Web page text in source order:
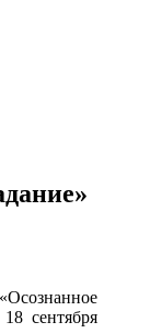
сентября